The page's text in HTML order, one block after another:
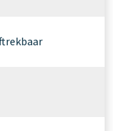
aftrekbaar